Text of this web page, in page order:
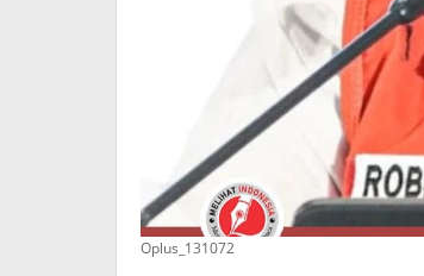
Oplus_131072